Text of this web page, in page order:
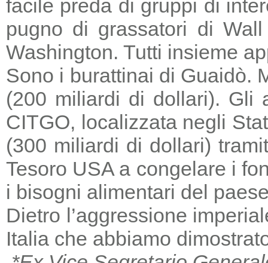
facile preda di gruppi di
pugno di grassatori di
Washington. Tutti insieme
Sono i burattinai di Guaidò.
(200 miliardi di dollari). Gli
CITGO, localizzata negli
(300 miliardi di dollari)
Tesoro USA a congelare i
i bisogni alimentari del
Dietro l’aggressione
Italia che abbiamo